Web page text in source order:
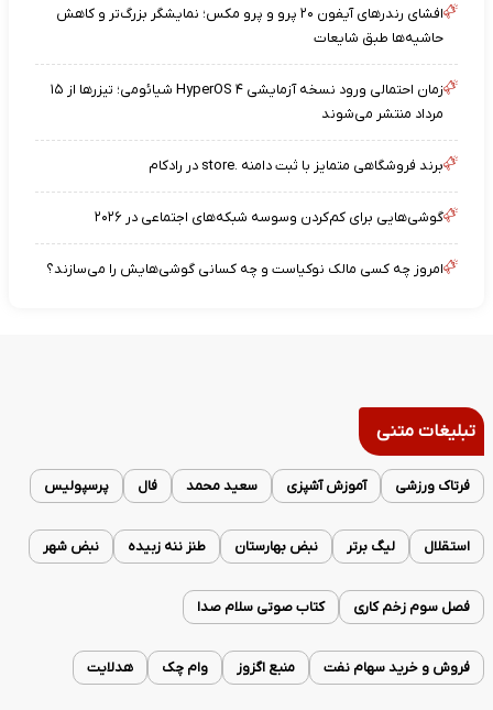
افشای رندرهای آیفون ۲۰ پرو و پرو مکس؛ نمایشگر بزرگ‌تر و کاهش
حاشیه‌ها طبق شایعات
زمان احتمالی ورود نسخه آزمایشی HyperOS ۴ شیائومی؛ تیزرها از ۱۵
مرداد منتشر می‌شوند
برند فروشگاهی متمایز با ثبت دامنه .store در رادکام
گوشی‌هایی برای کم‌کردن وسوسه شبکه‌های اجتماعی در ۲۰۲۶
امروز چه کسی مالک نوکیاست و چه کسانی گوشی‌هایش را می‌سازند؟
تبلیغات متنی
فرتاک ورزشی آموزش آشپزی سعید محمد فال پرسپولیس
استقلال لیگ برتر نبض بهارستان طنز ننه زبیده نبض شهر
فصل سوم زخم کاری کتاب صوتی سلام صدا
فروش و خرید سهام نفت منبع اگزوز وام چک هدلایت